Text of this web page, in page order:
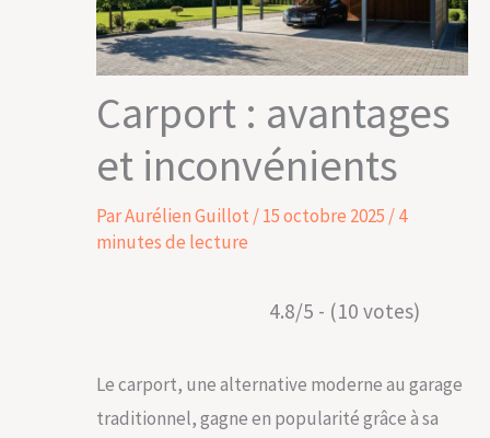
Carport : avantages
et inconvénients
ParAurélien Guillot /15 octobre 2025 /4
minutes de lecture
4.8/5 - (10 votes)
Le carport, une alternative moderne au garage
traditionnel, gagne en popularité grâce à sa